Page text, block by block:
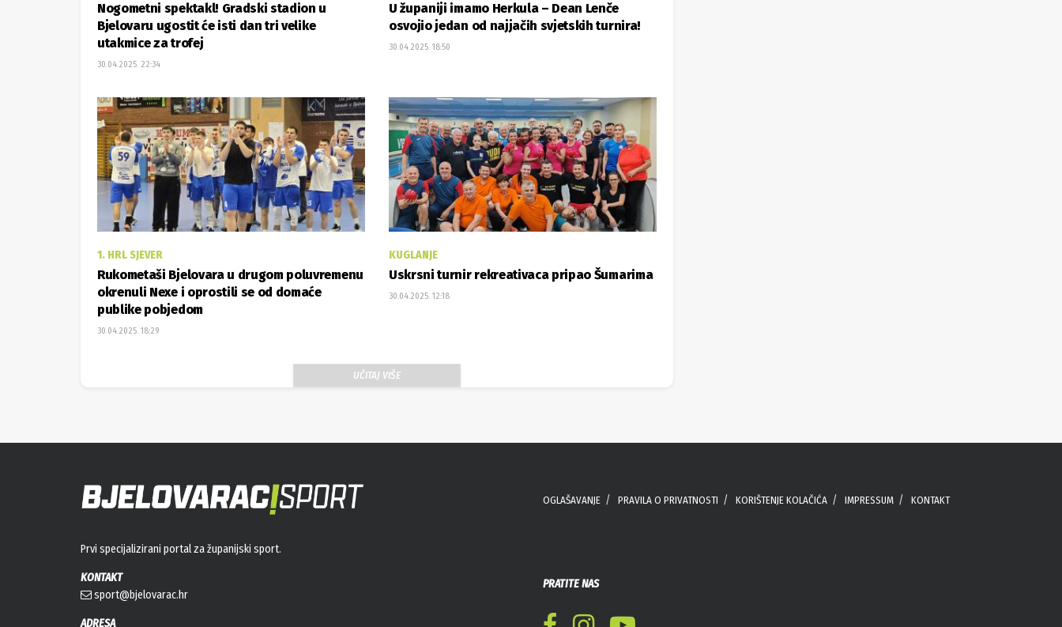
Nogometni spektakl! Gradski stadion u
Bjelovaru ugostit će isti dan tri velike
utakmice za trofej
30.04.2025. 22:34
U županiji imamo Herkula – Dean Lenče
osvojio jedan od najjačih svjetskih turnira!
30.04.2025. 18:50
1. HRL SJEVER
Rukometaši Bjelovara u drugom poluvremenu
okrenuli Nexe i oprostili se od domaće
publike pobjedom
30.04.2025. 18:29
KUGLANJE
Uskrsni turnir rekreativaca pripao Šumarima
30.04.2025. 12:18
UČITAJ VIŠE
Prvi specijalizirani portal za županijski sport.
KONTAKT
sport@bjelovarac.hr
ADRESA
OGLAŠAVANJE PRAVILA O PRIVATNOSTI KORIŠTENJE KOLAČIĆA IMPRESSUM KONTAKT
PRATITE NAS